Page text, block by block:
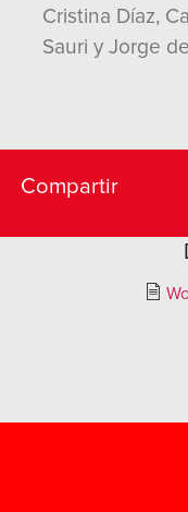
Cristina Díaz,
Sauri y Jorge
Compartir